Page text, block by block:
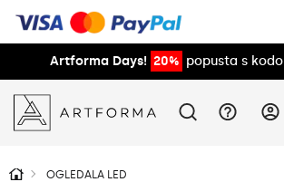
Artforma Days! 20% popusta s kodo
OGLEDALA LED